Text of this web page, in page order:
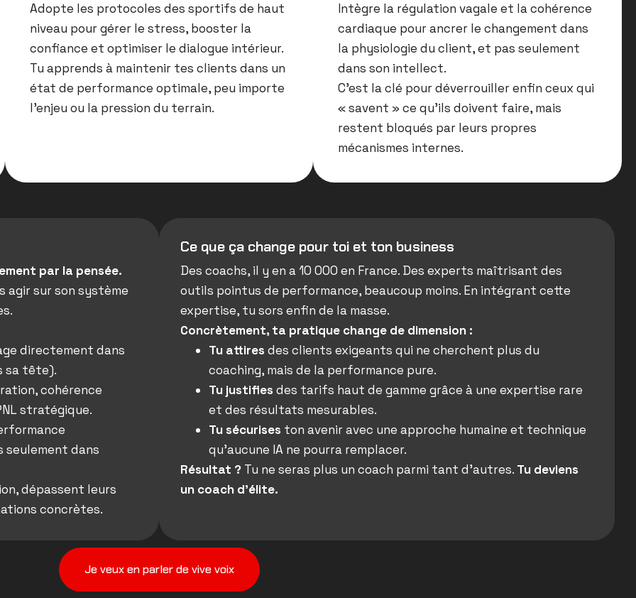
Adopte les protocoles des sportifs de haut
niveau pour gérer le stress, booster la
confiance et optimiser le dialogue intérieur.
Tu apprends à maintenir tes clients dans un
état de performance optimale, peu importe
l’enjeu ou la pression du terrain.
Intègre la régulation vagale et la cohérence
cardiaque pour ancrer le changement dans
la physiologie du client, et pas seulement
dans son intellect.
C’est la clé pour déverrouiller enfin ceux qui
« savent » ce qu’ils doivent faire, mais
restent bloqués par leurs propres
mécanismes internes.
par la pensée.
sur son système
directement dans
sa tête).
cohérence
stratégique.
seulement dans
dépassent leurs
concrètes.
Ce que ça change pour toi et ton business
Des coachs, il y en a 10 000 en France. Des experts maîtrisant des
outils pointus de performance, beaucoup moins. En intégrant cette
expertise, tu sors enfin de la masse.
Concrètement, ta pratique change de dimension :
Tu attires des clients exigeants qui ne cherchent plus du
coaching, mais de la performance pure.
Tu justifies des tarifs haut de gamme grâce à une expertise rare
et des résultats mesurables.
Tu sécurises ton avenir avec une approche humaine et technique
qu’aucune IA ne pourra remplacer.
Résultat ? Tu ne seras plus un coach parmi tant d’autres. Tu deviens
un coach d’élite.
Je veux en parler de vive voix